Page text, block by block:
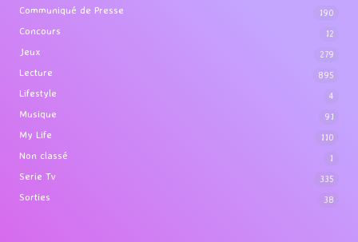
Communiqué de Presse 190
Concours 12
Jeux 279
Lecture 895
Lifestyle 4
Musique 91
My Life 110
Non classé 1
Serie Tv 335
Sorties 38